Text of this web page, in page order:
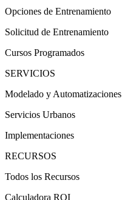
Opciones de Entrenamiento
Solicitud de Entrenamiento
Cursos Programados
SERVICIOS
Modelado y Automatizaciones
Servicios Urbanos
Implementaciones
RECURSOS
Todos los Recursos
Calculadora ROI